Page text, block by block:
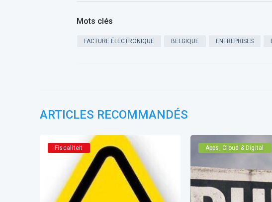
Mots clés
FACTURE ÉLECTRONIQUE BELGIQUE ENTREPRISES
ARTICLES RECOMMANDÉS
Fiscaliteit Apps, Cloud & Digital